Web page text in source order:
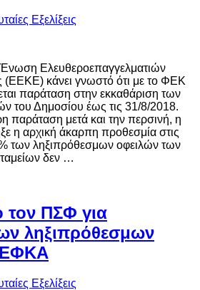
Εξελίξεις
Ελευθεροεπαγγελματιών
κάνει γνωστό ότι με το ΦΕΚ
παράταση στην εκκαθάριση των
του Δημοσίου έως τις 31/8/2018.
παράταση μετά και την περσινή, η
η αρχική άκαρπη προθεσμία στις
των ληξιπρόθεσμων οφειλών των
δεν …
τον ΠΣΦ για
ληξιπρόθεσμων
ΕΦΚΑ
Εξελίξεις